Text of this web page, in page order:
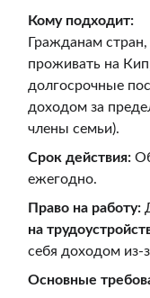
Кому подходит:
Гражданам
проживать на
долгосрочные
доходом за
члены семьи).
Срок действия:
ежегодно.
Право на работу:
на
себя доходом из-
Основные